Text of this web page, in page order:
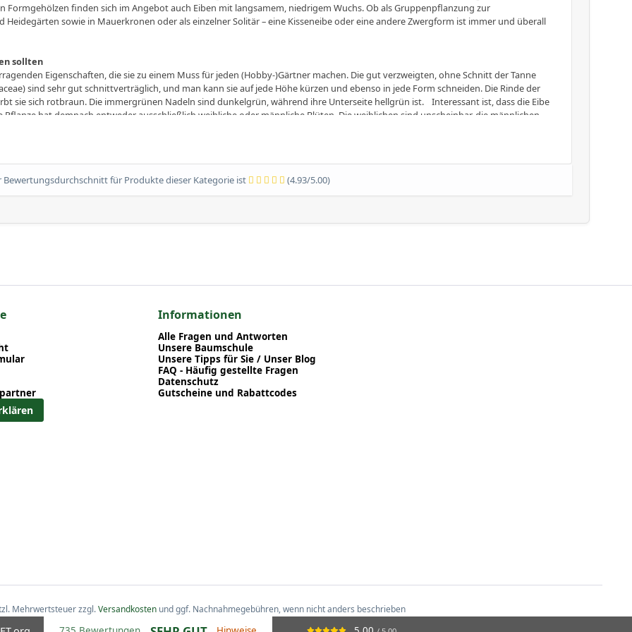
Formgehölzen finden sich im Angebot auch Eiben mit langsamem, niedrigem Wuchs. Ob als Gruppenpflanzung zur
Heidegärten sowie in Mauerkronen oder als einzelner Solitär – eine Kisseneibe oder eine andere Zwergform ist immer und überall
sollten
Eigenschaften, die sie zu einem Muss für jeden (Hobby-)Gärtner machen. Die gut verzweigten, ohne Schnitt der Tanne
sind sehr gut schnittverträglich, und man kann sie auf jede Höhe kürzen und ebenso in jede Form schneiden. Die Rinde der
sie sich rotbraun. Die immergrünen Nadeln sind dunkelgrün, während ihre Unterseite hellgrün ist. Interessant ist, dass die Eibe
Pflanze hat demnach entweder ausschließlich weibliche oder männliche Blüten. Die weiblichen sind unscheinbar, die männlichen
als die meisten Nadelgehölze, keine Zapfen; ihre Früchte sehen aus wie rote Beeren.
zu den wenigen Pflanzen, die sich im Halbschatten und Schatten wohler fühlen als in der Sonne. Dazu noch sind sie winterhart,
Monaten fallen sie mit ihrem Gelb immer und überall auf.
bietet sich diese Eibe hervorragend für Stein- und Heidegärten, für die Kübelpflanzung oder für niedrige
Bewertungsdurchschnitt für Produkte dieser Kategorie ist (4.93/5.00)
Informationen
Alle Fragen und Antworten
Unsere Baumschule
Unsere Tipps für Sie / Unser Blog
FAQ - Häufig gestellte Fragen
Datenschutz
Gutscheine und Rabattcodes
Mehrwertsteuer zzgl.Versandkostenund ggf. Nachnahmegebühren, wenn nicht anders beschrieben